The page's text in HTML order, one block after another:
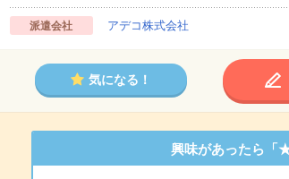
派遣会社 アデコ株式会社
気になる！
興味があったら「